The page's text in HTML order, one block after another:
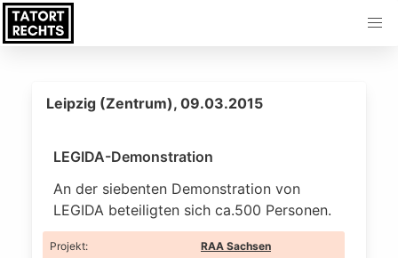
Leipzig (Zentrum), 09.03.2015
LEGIDA-Demonstration
An der siebenten Demonstration von
LEGIDA beteiligten sich ca.500 Personen.
Projekt: RAA Sachsen